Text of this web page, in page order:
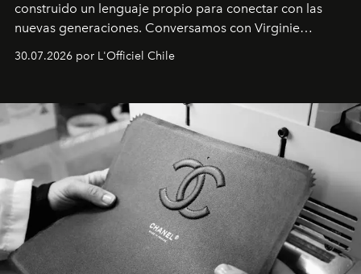
construido un lenguaje propio para conectar con las
nuevas generaciones. Conversamos con Virginie
Dubray, la responsable de marketing para
Latinoamérica, sobre identidad, cultura y el valor
30.07.2026 por L'Officiel Chile